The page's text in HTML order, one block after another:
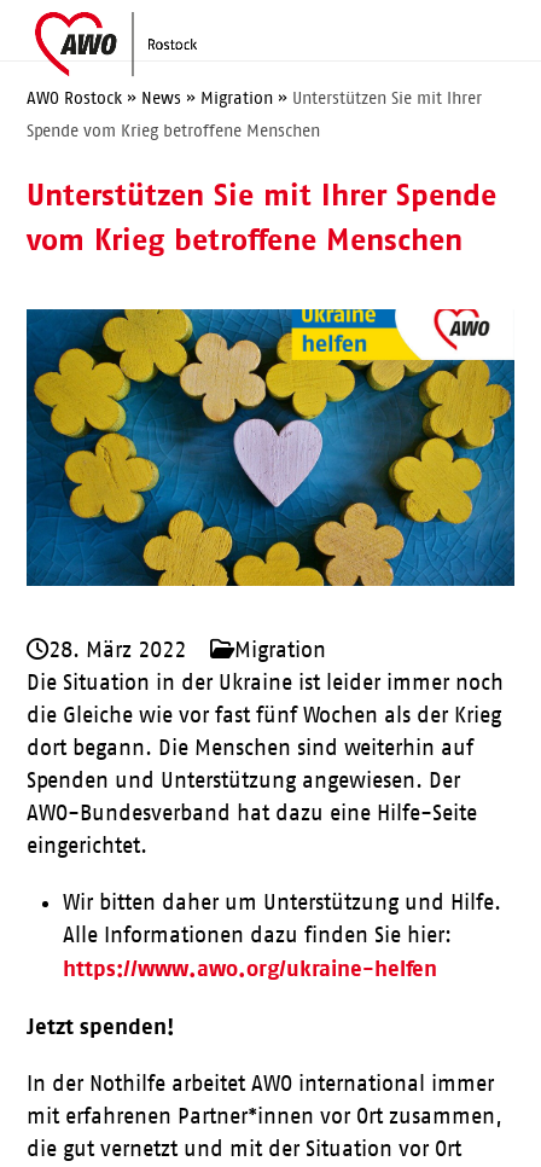
content
Open
mobile
menu
Close
mobile
menu
AWO Rostock » News » Migration » Unterstützen Sie mit Ihrer
Spende vom Krieg betroffene Menschen
Unterstützen Sie mit Ihrer Spende
vom Krieg betroffene Menschen
28. März 2022
Migration
Die Situation in der Ukraine ist leider immer noch
die Gleiche wie vor fast fünf Wochen als der Krieg
dort begann. Die Menschen sind weiterhin auf
Spenden und Unterstützung angewiesen. Der
AWO-Bundesverband hat dazu eine Hilfe-Seite
eingerichtet.
Wir bitten daher um Unterstützung und Hilfe.
Alle Informationen dazu finden Sie hier:
https://www.awo.org/ukraine-helfen
Jetzt spenden!
In der Nothilfe arbeitet AWO international immer
mit erfahrenen Partner*innen vor Ort zusammen,
die gut vernetzt und mit der Situation vor Ort